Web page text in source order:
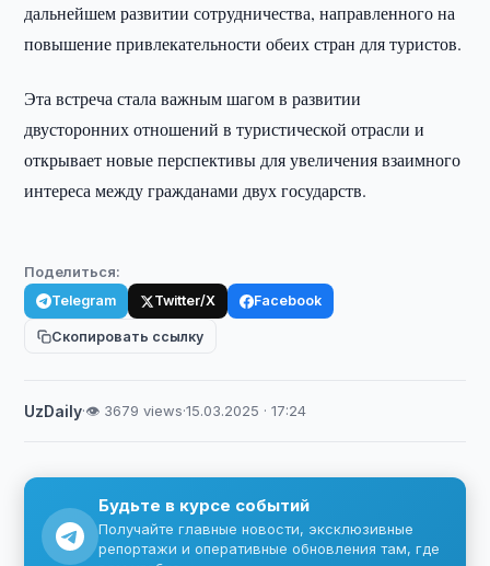
дальнейшем развитии сотрудничества, направленного на
повышение привлекательности обеих стран для туристов.
Эта встреча стала важным шагом в развитии
двусторонних отношений в туристической отрасли и
открывает новые перспективы для увеличения взаимного
интереса между гражданами двух государств.
Поделиться:
Telegram Twitter/X Facebook
Скопировать ссылку
UzDaily·👁 3679 views·15.03.2025 · 17:24
Будьте в курсе событий
Получайте главные новости, эксклюзивные
репортажи и оперативные обновления там, где